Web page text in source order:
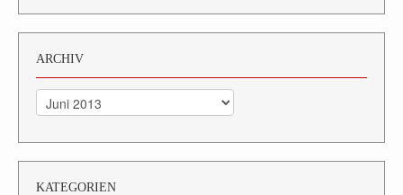
ARCHIV
Archiv
KATEGORIEN